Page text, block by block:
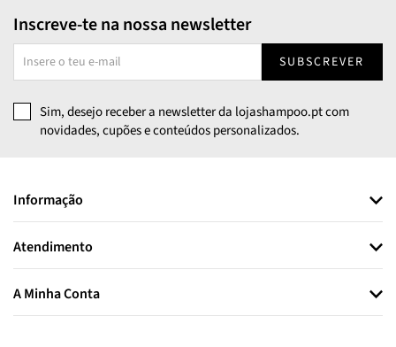
Inscreve-te na nossa newsletter
SUBSCREVER
Sim, desejo receber a newsletter da lojashampoo.pt com
novidades, cupões e conteúdos personalizados.
Informação
Atendimento
A Minha Conta